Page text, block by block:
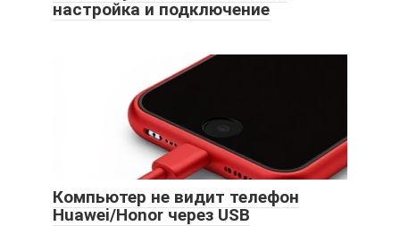
настройка и подключение
Компьютер не видит телефон
Huawei/Honor через USB